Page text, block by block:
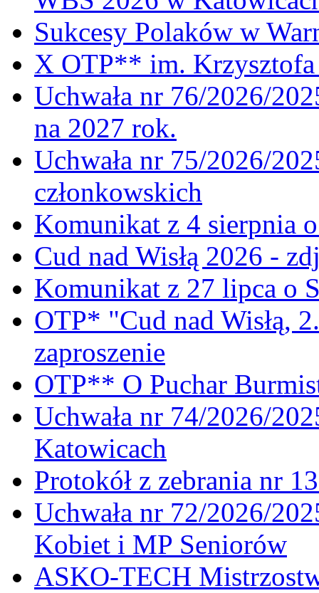
Sukcesy Polaków w
X OTP** im. Krzysztofa
Uchwała nr 76/2026/
na 2027 rok.
Uchwała nr 75/2026/
członkowskich
Komunikat z 4 sierpnia
Cud nad Wisłą 2026 -
Komunikat z 27 lipca o
OTP* "Cud nad Wisłą,
zaproszenie
OTP** O Puchar
Uchwała nr 74/2026/
Katowicach
Protokół z zebrania nr
Uchwała nr 72/2026/
Kobiet i MP Seniorów
ASKO-TECH